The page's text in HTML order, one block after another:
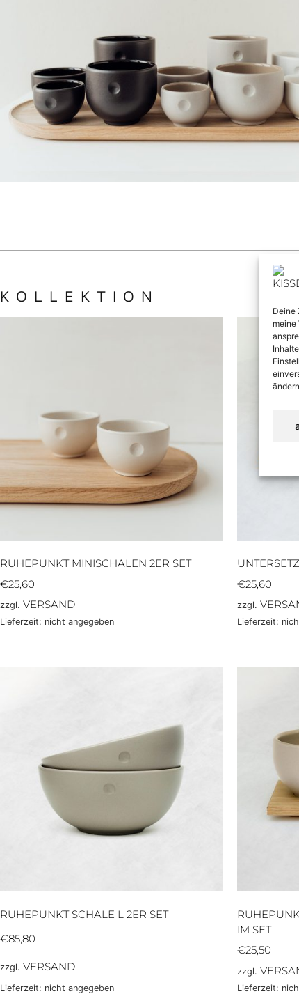
Deine
meine
KOLLEKTION
RUHEPUNKT MINISCHALEN 2ER SET
€25,60
zzgl. VERSAND
Lieferzeit: nicht angegeben
€25,60
zzgl.
Lieferzeit:
RUHEPUNKT SCHALE L 2ER SET
€85,80
zzgl. VERSAND
Lieferzeit: nicht angegeben
IM SET
€25,50
zzgl.
Lieferzeit: